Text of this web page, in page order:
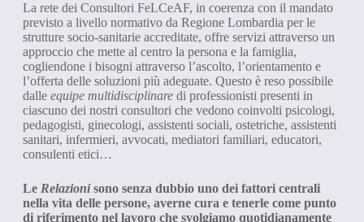
La rete dei Consultori FeLCeAF, in coerenza con il mandato
previsto a livello normativo da Regione Lombardia per le
strutture socio-sanitarie accreditate, offre servizi attraverso un
approccio che mette al centro la persona e la famiglia,
cogliendone i bisogni attraverso l’ascolto, l’orientamento e
l’offerta delle soluzioni più adeguate. Questo è reso possibile
dalle equipe multidisciplinare di professionisti presenti in
ciascuno dei nostri consultori che vedono coinvolti psicologi,
pedagogisti, ginecologi, assistenti sociali, ostetriche, assistenti
sanitari, infermieri, avvocati, mediatori familiari, educatori,
consulenti etici…
Le Relazionisono senza dubbio uno dei fattori centrali
nella vita delle persone, averne cura e tenerle come punto
di riferimento nel lavoro che svolgiamo quotidianamente